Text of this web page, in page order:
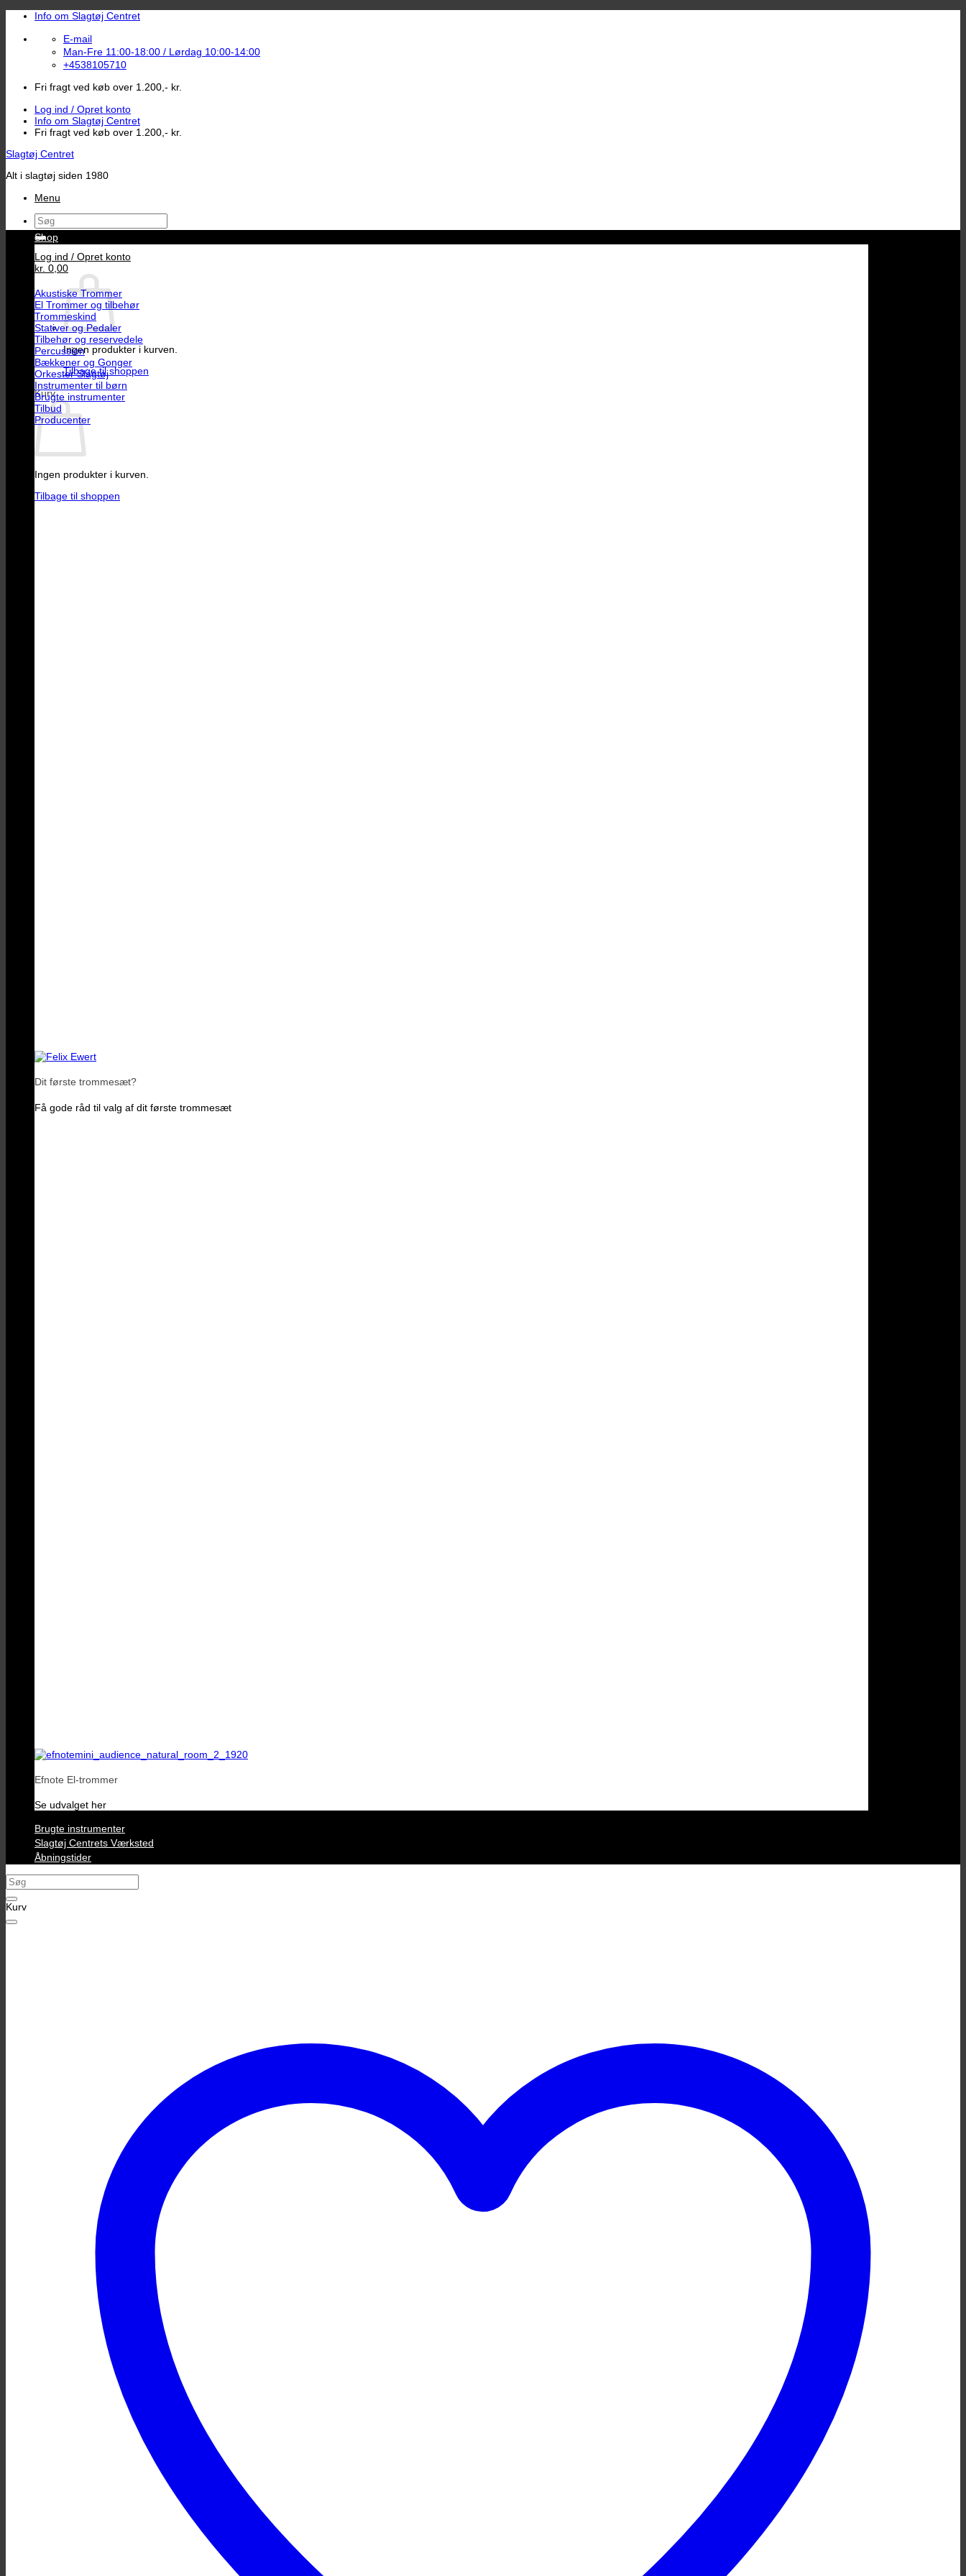
Fortsæt
indhold
Info om Slagtøj Centret
E-mail
Man-Fre 11:00-18:00 / Lørdag 10:00-14:00
+4538105710
Fri fragt ved køb over 1.200,- kr.
Log ind / Opret konto
Info om Slagtøj Centret
Fri fragt ved køb over 1.200,- kr.
Slagtøj Centret
Alt i slagtøj siden 1980
Menu
Søg
efter:
Log ind / Opret konto
kr. 0,00
Ingen produkter i kurven.
Tilbage til shoppen
Kurv
Ingen produkter i kurven.
Tilbage til shoppen
Shop
Akustiske Trommer
El Trommer og tilbehør
Trommeskind
Stativer og Pedaler
Tilbehør og reservedele
Percussion
Bækkener og Gonger
Orkester Slagtøj
Instrumenter til børn
Brugte instrumenter
Tilbud
Producenter
Dit første trommesæt?
Få gode råd til valg af dit første trommesæt
Efnote El-trommer
Se udvalget her
Brugte instrumenter
Slagtøj Centrets Værksted
Åbningstider
Søg
efter:
Kurv